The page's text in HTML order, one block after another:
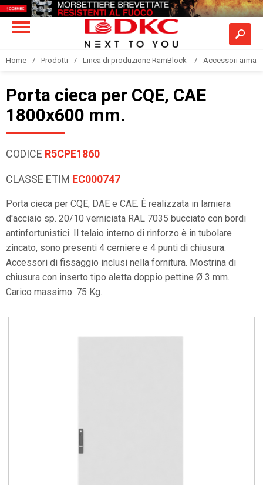
Home Prodotti Linea di produzione RamBlock Accessori armadi
Porta cieca per CQE, CAE
1800x600 mm.
CODICE R5CPE1860
CLASSE ETIM EC000747
Porta cieca per CQE, DAE e CAE. È realizzata in lamiera
d'acciaio sp. 20/10 verniciata RAL 7035 bucciato con bordi
antinfortunistici. Il telaio interno di rinforzo è in tubolare
zincato, sono presenti 4 cerniere e 4 punti di chiusura.
Accessori di fissaggio inclusi nella fornitura. Mostrina di
chiusura con inserto tipo aletta doppio pettine Ø 3 mm.
Carico massimo: 75 Kg.